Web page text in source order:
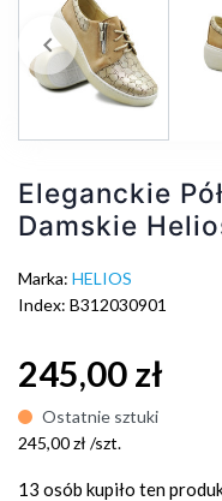
Poprzedni
keyboard_arrow_left
Eleganckie
Damskie
Marka: HELIOS
Index: B312030901
245,00 zł
Ostatnie sztuki
245,00 zł /szt.
13 osób kupiło ten